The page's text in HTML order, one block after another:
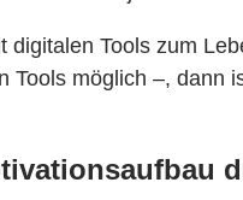
digitalen Tools zum
Tools möglich –,